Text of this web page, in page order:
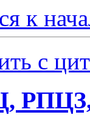
к
с
РПЦЗ,